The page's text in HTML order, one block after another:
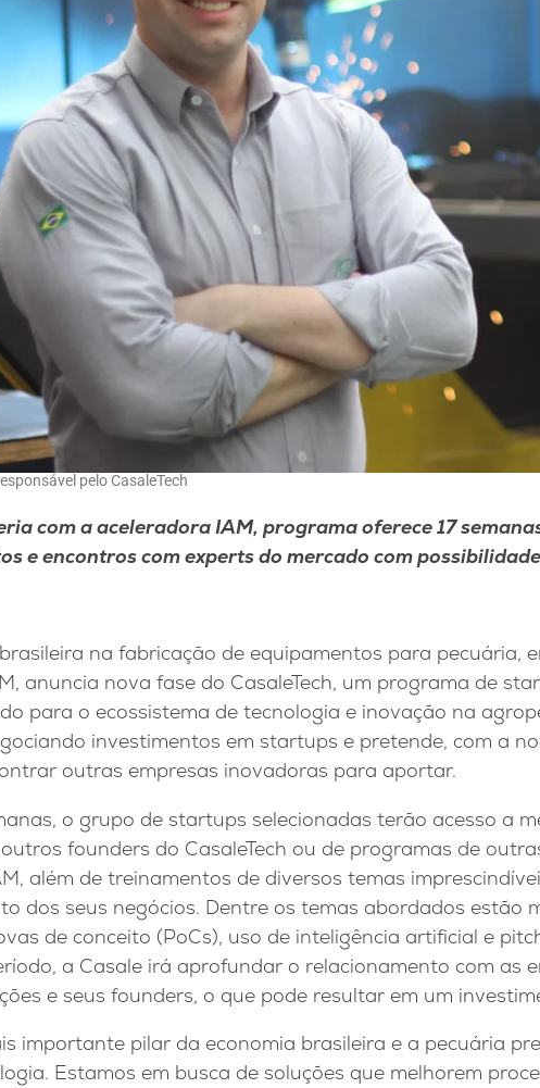
pelo CasaleTech
com a aceleradora IAM, programa oferece 17
e encontros com experts do mercado com
na fabricação de equipamentos para pecuária,
anuncia nova fase do CasaleTech, um programa de
para o ecossistema de tecnologia e inovação na
investimentos em startups e pretende, com a
outras empresas inovadoras para aportar.
o grupo de startups selecionadas terão acesso a
founders do CasaleTech ou de programas de
além de treinamentos de diversos temas
dos seus negócios. Dentre os temas abordados estão
de conceito (PoCs), uso de inteligência artificial e
a Casale irá aprofundar o relacionamento com as
e seus founders, o que pode resultar em um
importante pilar da economia brasileira e a pecuária
Estamos em busca de soluções que melhorem